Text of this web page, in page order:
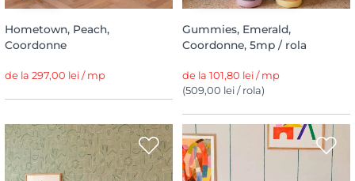
Hometown, Peach,
Coordonne
de la 297,00 lei / mp
Gummies, Emerald,
Coordonne, 5mp / rola
de la 101,80 lei / mp
(509,00 lei / rola)